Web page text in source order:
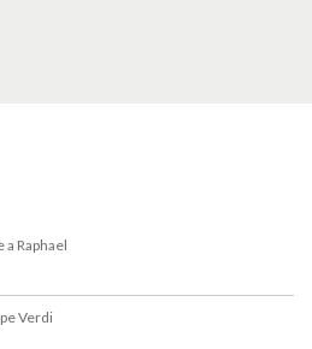
Raphael
Verdi